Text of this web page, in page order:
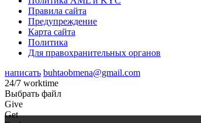
Правила сайта
Предупреждение
Карта сайта
Политика
Для правохранительных органов
написать buhtaobmena@gmail.com
24/7 worktime
Выбрать файл
Give
Get